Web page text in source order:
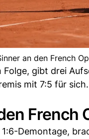
an den French
gibt drei
mit 7:5 für
French
Demontage,